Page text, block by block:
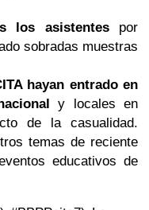
los asistentespor
sobradas muestras
hayan entrado en
y locales en
de la casualidad.
temas de reciente
educativos de